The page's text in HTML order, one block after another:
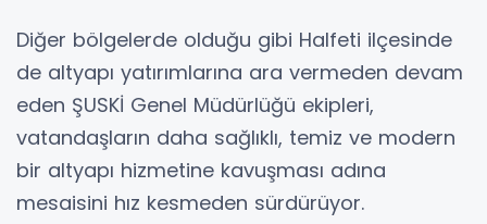
Diğer bölgelerde olduğu gibi Halfeti ilçesinde
de altyapı yatırımlarına ara vermeden devam
eden ŞUSKİ Genel Müdürlüğü ekipleri,
vatandaşların daha sağlıklı, temiz ve modern
bir altyapı hizmetine kavuşması adına
mesaisini hız kesmeden sürdürüyor.